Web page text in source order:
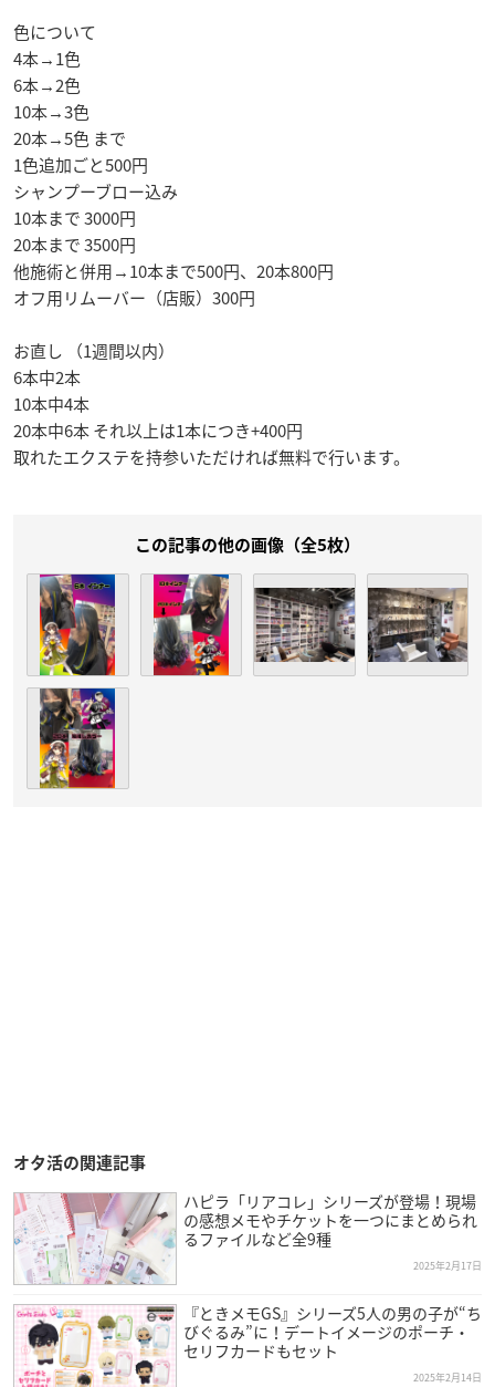
色について
4本→1色
6本→2色
10本→3色
20本→5色 まで
1色追加ごと500円
シャンプーブロー込み
10本まで 3000円
20本まで 3500円
他施術と併用→10本まで500円、20本800円
オフ用リムーバー（店販）300円
お直し （1週間以内）
6本中2本
10本中4本
20本中6本 それ以上は1本につき+400円
取れたエクステを持参いただければ無料で行います。
この記事の他の画像（全5枚）
オタ活の関連記事
ハピラ「リアコレ」シリーズが登場！現場
の感想メモやチケットを一つにまとめられ
るファイルなど全9種
2025年2月17日
『ときメモGS』シリーズ5人の男の子が“ち
びぐるみ”に！デートイメージのポーチ・
セリフカードもセット
2025年2月14日